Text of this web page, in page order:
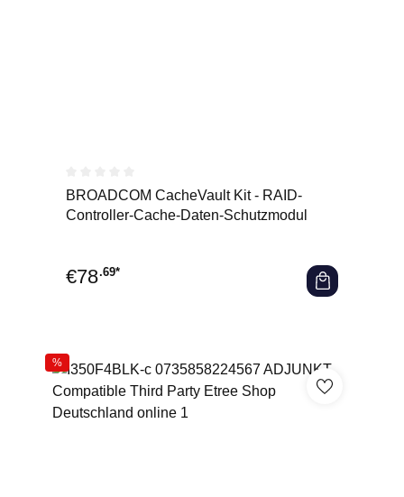
Durchschnittliche Bewertung von 0 von 5 Sternen
BROADCOM CacheVault Kit - RAID-
Controller-Cache-Daten-Schutzmodul
€78.69*
%